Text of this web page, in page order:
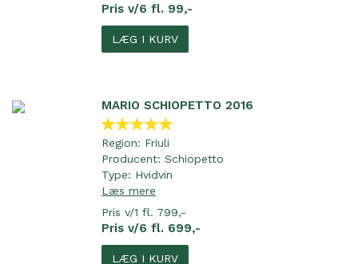
Pris v/6 fl. 99,-
LÆG I KURV
MARIO SCHIOPETTO 2016
Region: Friuli
Producent: Schiopetto
Type: Hvidvin
Læs mere
Pris v/1 fl. 799,-
Pris v/6 fl. 699,-
LÆG I KURV